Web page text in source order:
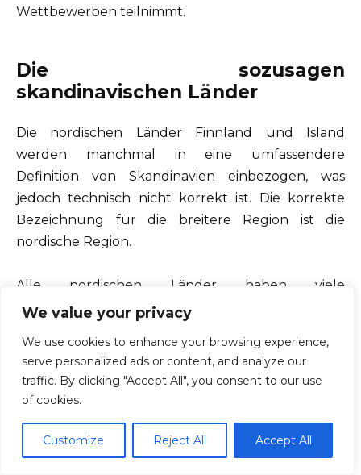
We value your privacy
We use cookies to enhance your browsing experience,
serve personalized ads or content, and analyze our
traffic. By clicking "Accept All", you consent to our use
of cookies.
Customize Reject All Accept All
Wettbewerben teilnimmt.
Die sozusagen
skandinavischen Länder
Die nordischen Länder Finnland und Island
werden manchmal in eine umfassendere
Definition von Skandinavien einbezogen, was
jedoch technisch nicht korrekt ist. Die korrekte
Bezeichnung für die breitere Region ist die
nordische Region.
Alle nordischen Länder haben viele
Gemeinsamkeiten. Sowohl Finnland als auch
Kreuzes und haben mit den skandinavischen
Ländern eine Reihe von kulturellen und
historischen Gemeinsamkeiten. Zwar sind nicht alle
arbeitet über den Nordischen Rat zusammen.